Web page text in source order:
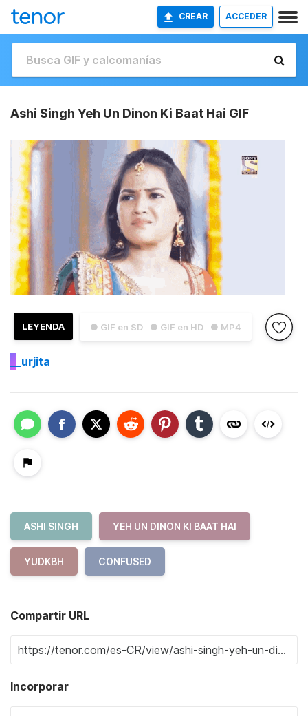
CREAR ACCEDER
Ashi Singh Yeh Un Dinon Ki Baat Hai GIF
● GIF en SD ● GIF en HD ● MP4
LEYENDA
_ _urjita
ASHI SINGH YEH UN DINON KI BAAT HAI
YUDKBH CONFUSED
Compartir URL
Incorporar